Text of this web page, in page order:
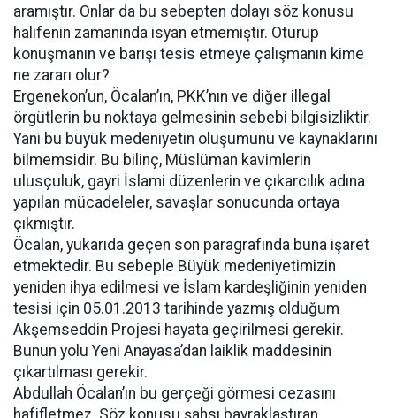
aramıştır. Onlar da bu sebepten dolayı söz konusu
halifenin zamanında isyan etmemiştir. Oturup
konuşmanın ve barışı tesis etmeye çalışmanın kime
ne zararı olur?
Ergenekon’un, Öcalan’ın, PKK’nın ve diğer illegal
örgütlerin bu noktaya gelmesinin sebebi bilgisizliktir.
Yani bu büyük medeniyetin oluşumunu ve kaynaklarını
bilmemsidir. Bu bilinç, Müslüman kavimlerin
ulusçuluk, gayri İslami düzenlerin ve çıkarcılık adına
yapılan mücadeleler, savaşlar sonucunda ortaya
çıkmıştır.
Öcalan, yukarıda geçen son paragrafında buna işaret
etmektedir. Bu sebeple Büyük medeniyetimizin
yeniden ihya edilmesi ve İslam kardeşliğinin yeniden
tesisi için 05.01.2013 tarihinde yazmış olduğum
Akşemseddin Projesi hayata geçirilmesi gerekir.
Bunun yolu Yeni Anayasa’dan laiklik maddesinin
çıkartılması gerekir.
Abdullah Öcalan’ın bu gerçeği görmesi cezasını
hafifletmez. Söz konusu şahsı bayraklaştıran